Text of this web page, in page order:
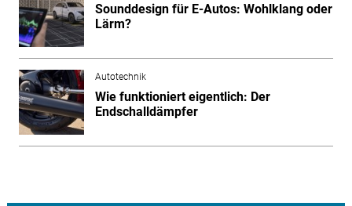
Sounddesign für E-Autos: Wohlklang oder
Lärm?
Autotechnik
Wie funktioniert eigentlich: Der
Endschalldämpfer